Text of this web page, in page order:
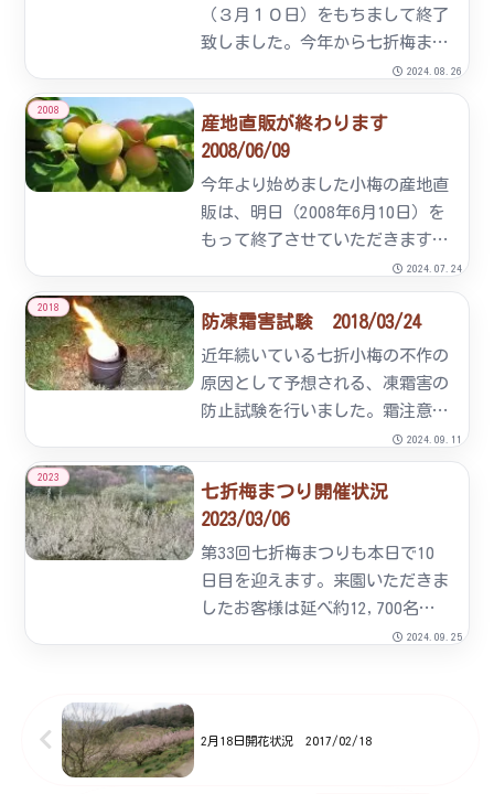
肥...
（３月１０日）をもちまして終了
致しました。今年から七折梅まつ
りに参加した「ななうめちゃん」
も大人気でした。七折梅まつり期
間中は、四国四県をはじめ、全国
各地より大勢のお客様にご来園頂
きました。誠にありがとうござ
い...
2024.08.26
2008
産地直販が終わります
2008/06/09
今年より始めました小梅の産地直
販は、明日（2008年6月10日）を
もって終了させていただきます。
たくさんの方々にご利用いただき
ました。ありがとうございまし
た。梅の収穫については鴬宿と古
城が６月中旬頃まで続きます。
2024.07.24
2018
防凍霜害試験 2018/03/24
近年続いている七折小梅の不作の
原因として予想される、凍霜害の
防止試験を行いました。霜注意報
が発令された早朝2時～6時にペー
ル缶に灯油を入れ、円筒形のキッ
チンペーパーを芯に燃焼しまし
た。今後、非燃焼地区と生育比較
をします。
2024.09.11
2023
七折梅まつり開催状況
2023/03/06
第33回七折梅まつりも本日で10
日目を迎えます。来園いただきま
したお客様は延べ約12,700名、
昨日5日（日）に来園いだいたお
楽しむことができます。...
2024.09.25
2月18日開花状況 2017/02/18